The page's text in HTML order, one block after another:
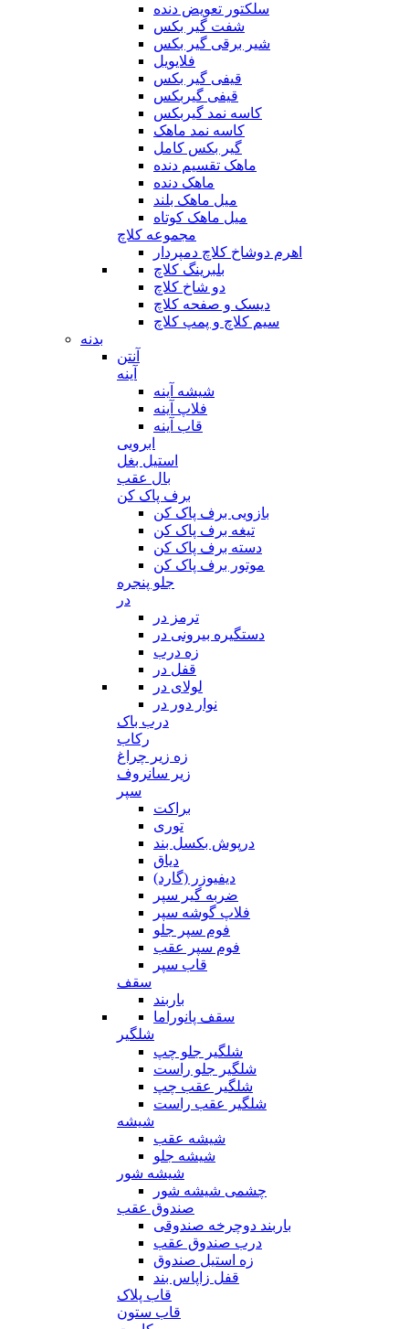
سلکتور تعویض دنده
شفت گیر بکس
شیر برقی گیر بکس
فلایویل
قیفی گیر بکس
قیفی گیربکس
کاسه نمد گیربکس
کاسه نمد ماهک
گیر بکس کامل
ماهک تقسیم دنده
ماهک دنده
میل ماهک بلند
میل ماهک کوتاه
مجموعه کلاچ
اهرم دوشاخ کلاچ دمپردار
بلبرینگ کلاچ
دو شاخ کلاچ
دیسک و صفحه کلاچ
سیم کلاچ و پمپ کلاچ
بدنه
آنتن
آینه
شیشه آینه
فلاپ آینه
قاب آینه
ابرویی
استیل بغل
بال عقب
برف پاک کن
بازویی برف پاک کن
تیغه برف پاک کن
دسته برف پاک کن
موتور برف پاک کن
جلو پنجره
در
ترمز در
دستگیره بیرونی در
زه درب
قفل در
لولای در
نوار دور در
درب باک
رکاب
زه زیر چراغ
زیر سانروف
سپر
براکت
توری
درپوش بکسل بند
دیاق
دیفیوزر (گارد)
ضربه گیر سپر
فلاپ گوشه سپر
فوم سپر جلو
فوم سپر عقب
قاب سپر
سقف
باربند
سقف پانوراما
شلگیر
شلگیر جلو چپ
شلگیر جلو راست
شلگیر عقب چپ
شلگیر عقب راست
شیشه
شیشه عقب
شیشه جلو
شیشه شور
چشمی شیشه شور
صندوق عقب
باربند دوچرخه صندوقی
درب صندوق عقب
زه استیل صندوق
قفل زاپاس بند
قاب پلاک
قاب ستون